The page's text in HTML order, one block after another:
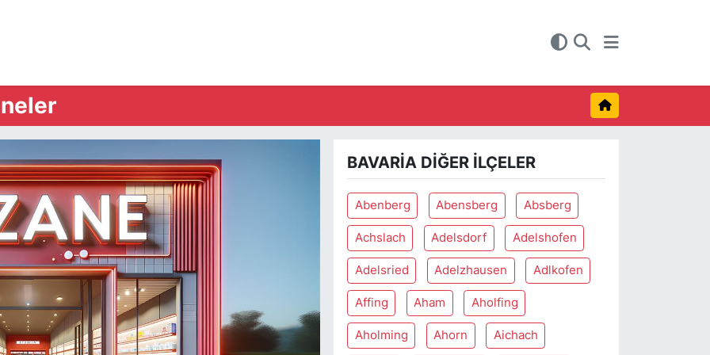
BAVARIA DIĞER İLÇELER
Abenberg Abensberg Absberg
Achslach Adelsdorf Adelshofen
Adelsried Adelzhausen Adlkofen
Affing Aham Aholfing
Aholming Ahorn Aichach